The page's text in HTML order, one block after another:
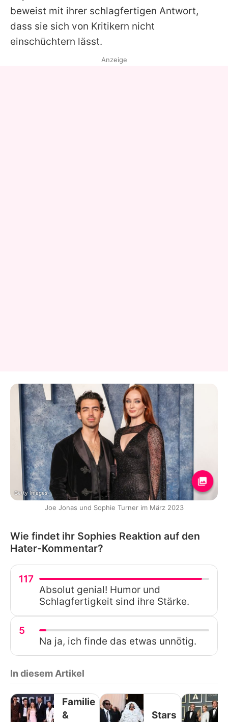
beweist mit ihrer schlagfertigen Antwort,
dass sie sich von Kritikern nicht
einschüchtern lässt.
Anzeige
Getty Images
Joe Jonas und Sophie Turner im März 2023
Wie findet ihr Sophies Reaktion auf den
Hater-Kommentar?
117
Absolut genial! Humor und
Schlagfertigkeit sind ihre Stärke.
5
Na ja, ich finde das etwas unnötig.
In diesem Artikel
Familie
&
Stars